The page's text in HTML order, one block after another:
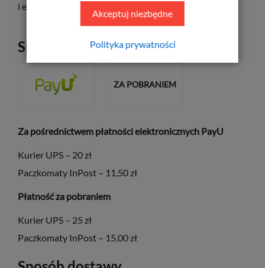
i ergonomiczny design ze sportowym charakterem.
Sposób płatności
ZA POBRANIEM
Za pośrednictwem płatności elektronicznych PayU
Kurier UPS – 20 zł
Paczkomaty InPost – 11,50 zł
Płatność za pobraniem
Kurier UPS – 25 zł
Paczkomaty InPost – 15,00 zł
Akceptuj niezbędne
Polityka prywatności